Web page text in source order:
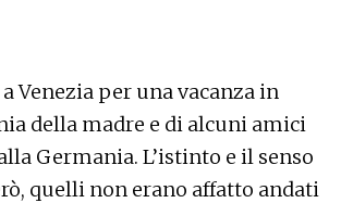
Venezia per una vacanza in
della madre e di alcuni amici
Germania. L’istinto e il senso
quelli non erano affatto andati